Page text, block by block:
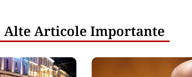
Alte Articole Importante